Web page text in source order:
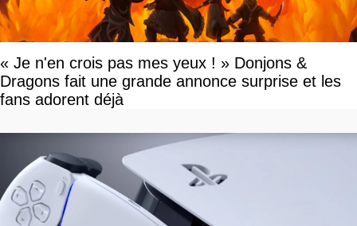
« Je n'en crois pas mes yeux ! » Donjons &
Dragons fait une grande annonce surprise et les
fans adorent déjà